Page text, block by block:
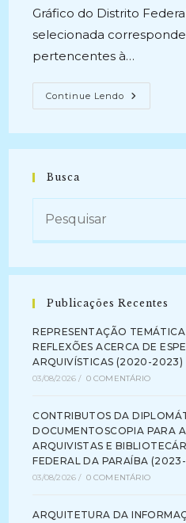
Gráfico do Distrito
selecionada
pertencentes à…
Continue Lendo ESTUDO
DE
DOS
DISTRITO
Busca
Publicações Recentes
REPRESENTAÇÃO
REFLEXÕES ACERCA DE
ARQUIVÍSTICAS (2020-2023)
03/08/2026 / 0 COMENTÁRIO
CONTRIBUTOS DA
DOCUMENTOSCOPIA PARA
ARQUIVISTAS E
FEDERAL DA PARAÍBA
03/08/2026 / 0 COMENTÁRIO
ARQUITETURA DA